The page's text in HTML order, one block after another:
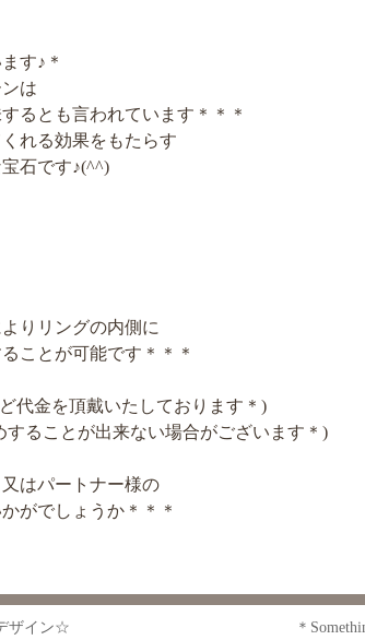
す♪＊
は
るとも言われています＊＊＊
れる効果をもたらす
石です♪(^^)
りリングの内側に
ことが可能です＊＊＊
代金を頂戴いたしております＊)
ることが出来ない場合がございます＊)
はパートナー様の
がでしょうか＊＊＊
ザイン☆ ＊